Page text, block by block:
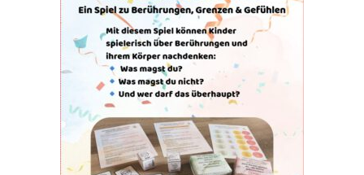
IN DEN WARENKORB